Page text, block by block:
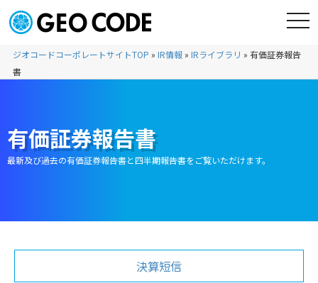
ジオコードコーポレートサイトTOP » IR情報» IRライブラリ » 有価証券報告
書
有価証券報告書
最新及び過去の有価証券報告書と四半期報告書をご覧いただけます。
決算短信